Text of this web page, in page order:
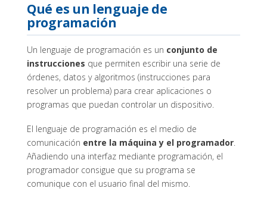
Qué es un lenguaje de
programación
Un lenguaje de programación es un conjunto de
instrucciones que permiten escribir una serie de
órdenes, datos y algoritmos (instrucciones para
resolver un problema) para crear aplicaciones o
programas que puedan controlar un dispositivo.
El lenguaje de programación es el medio de
comunicación entre la máquina y el programador.
Añadiendo una interfaz mediante programación, el
programador consigue que su programa se
comunique con el usuario final del mismo.